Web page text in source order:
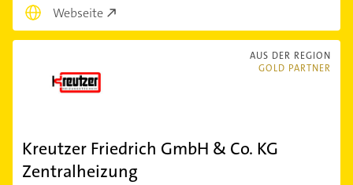
Webseite
AUS DER REGION
GOLD PARTNER
Kreutzer Friedrich GmbH & Co. KG
Zentralheizung